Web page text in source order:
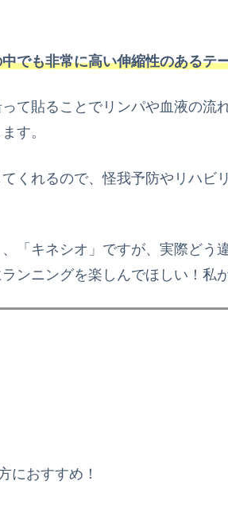
でも非常に高い伸縮性のあるテ
て貼ることでリンパや血液の流
す。
くれるので、怪我予防やリハビ
、「キネシオ」ですが、実際どう
ンニングを楽しんでほしい！私が
におすすめ！